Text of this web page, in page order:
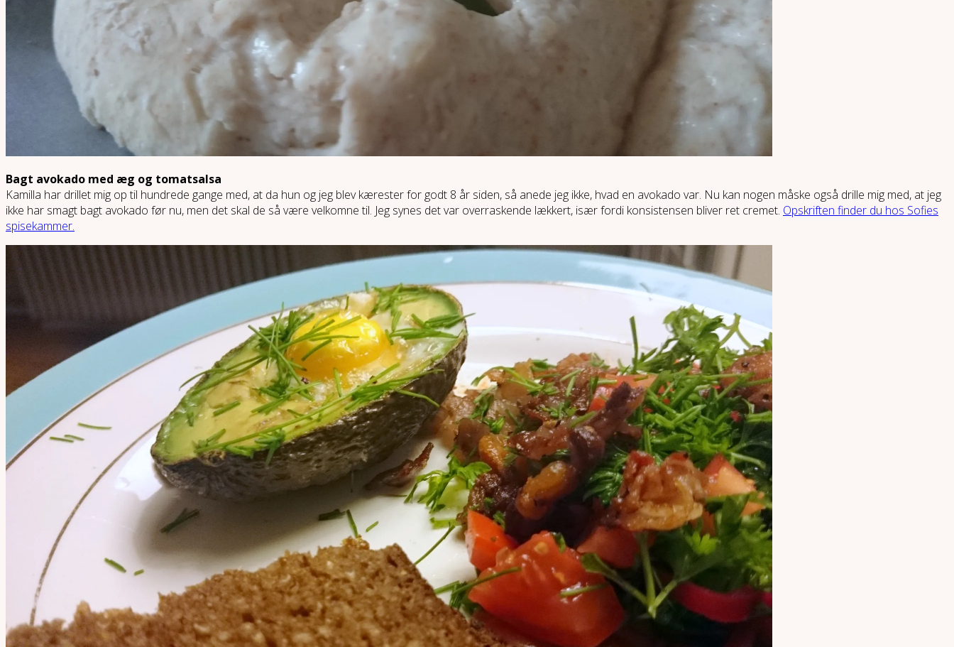
Bagt avokado med æg og tomatsalsa
Kamilla har drillet mig op til hundrede gange med, at da hun og jeg blev kærester for godt 8 år siden, så anede jeg ikke, hvad en avokado var. Nu kan nogen måske også drille mig med, at jeg
ikke har smagt bagt avokado før nu, men det skal de så være velkomne til. Jeg synes det var overraskende lækkert, især fordi konsistensen bliver ret cremet. Opskriften finder du hos Sofies
spisekammer.